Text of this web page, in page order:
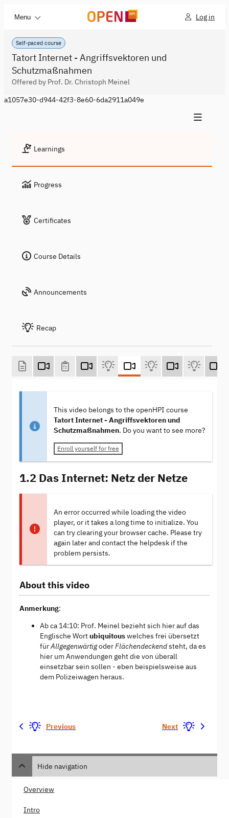
Menu Log in
Self-paced course
Tatort Internet - Angriffsvektoren und
Schutzmaßnahmen
Offered by Prof. Dr. Christoph Meinel
a1057e30-d944-42f3-8e60-6da2911a049e
Learnings
Progress
Certificates
Course Details
Announcements
Recap
This video belongs to the openHPI course
Tatort Internet - Angriffsvektoren und
Schutzmaßnahmen. Do you want to see more?
Enroll yourself for free
1.2 Das Internet: Netz der Netze
An error occurred while loading the video
player, or it takes a long time to initialize. You
can try clearing your browser cache. Please try
again later and contact the helpdesk if the
problem persists.
About this video
Anmerkung:
Ab ca 14:10: Prof. Meinel bezieht sich hier auf das
Englische Wortubiquitouswelches frei übersetzt
fürAllgegenwärtigoderFlächendeckendsteht, da es
hier um Anwendungen geht die von überall
einsetzbar sein sollen - eben beispielsweise aus
dem Polizeiwagen heraus.
Previous Next
Hide navigation
Overview
Intro